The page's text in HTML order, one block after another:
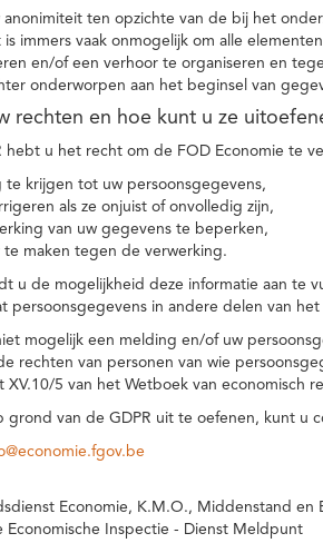
anonimiteit ten opzichte van de bij het
immers vaak onmogelijk om alle
en/of een verhoor te organiseren en
onderworpen aan het beginsel van
rechten en hoe kunt u ze
hebt u het recht om de FOD Economie te
te krijgen tot uw persoonsgegevens,
als ze onjuist of onvolledig zijn,
van uw gegevens te beperken,
te maken tegen de verwerking.
u de mogelijkheid deze informatie aan te
persoonsgegevens in andere delen van
mogelijk een melding en/of uw
rechten van personen van wie
XV.10/5 van het Wetboek van economisch
grond van de GDPR uit te oefenen, kunt u
Economie, K.M.O., Middenstand en
Economische Inspectie - Dienst Meldpunt